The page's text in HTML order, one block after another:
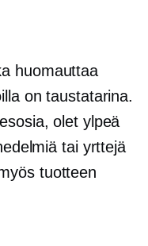
huomauttaa
on taustatarina.
olet ylpeä
tai yrttejä
tuotteen